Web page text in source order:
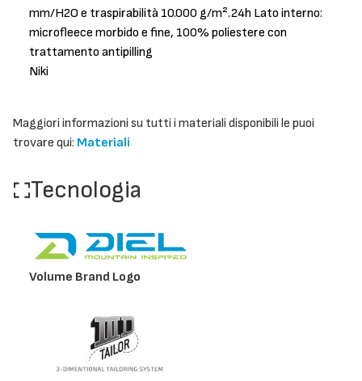
mm/H2O e traspirabilità 10.000 g/m².24h Lato interno:
microfleece morbido e fine, 100% poliestere con
trattamento antipilling
Niki
Maggiori informazioni su tutti i materiali disponibili le puoi
trovare qui: Materiali
Tecnologia
Volume Brand Logo